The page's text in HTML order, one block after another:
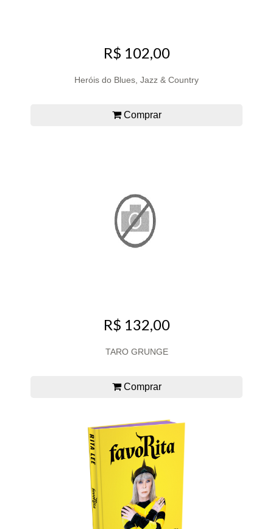
R$ 102,00
Heróis do Blues, Jazz & Country
Comprar
R$ 132,00
TARO GRUNGE
Comprar